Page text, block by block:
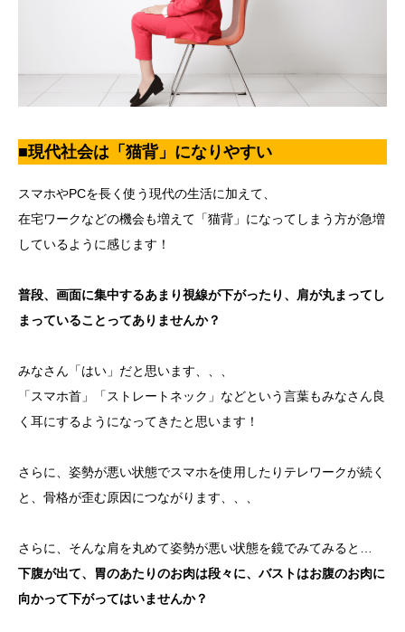
■現代社会は「猫背」になりやすい
スマホやPCを長く使う現代の生活に加えて、
在宅ワークなどの機会も増えて「猫背」になってしまう方が急増
しているように感じます！
普段、画面に集中するあまり視線が下がったり、肩が丸まってし
まっていることってありませんか？
みなさん「はい」だと思います、、、
「スマホ首」「ストレートネック」などという言葉もみなさん良
く耳にするようになってきたと思います！
さらに、姿勢が悪い状態でスマホを使用したりテレワークが続く
と、骨格が歪む原因につながります、、、
さらに、そんな肩を丸めて姿勢が悪い状態を鏡でみてみると…
下腹が出て、胃のあたりのお肉は段々に、バストはお腹のお肉に
向かって下がってはいませんか？